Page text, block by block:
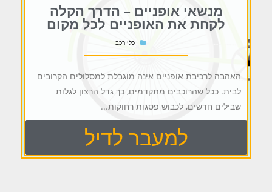
מנשאי אופניים – הדרך הקלה
לקחת את האופניים לכל מקום
כלי רכב
האהבה לרכיבת אופניים אינה מוגבלת למסלולים הקרובים
לבית. ככל שהרוכבים מתקדמים, כך גדל הרצון לגלות
שבילים חדשים, לכבוש פסגות רחוקות...
למעבר לדיל